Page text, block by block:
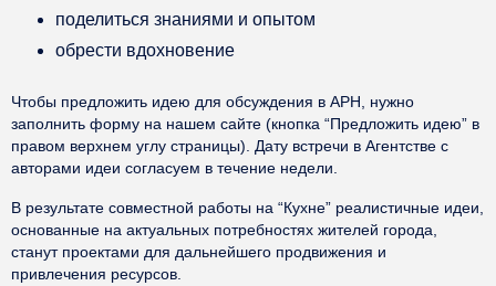
поделиться знаниями и опытом
обрести вдохновение
Чтобы предложить идею для обсуждения в АРН, нужно
заполнить форму на нашем сайте (кнопка “Предложить идею” в
правом верхнем углу страницы). Дату встречи в Агентстве с
авторами идеи согласуем в течение недели
В результате совместной работы на “Кухне” реалистичные идеи,
основанные на актуальных потребностях жителей города,
станут проектами для дальнейшего продвижения и
привлечения ресурсов.